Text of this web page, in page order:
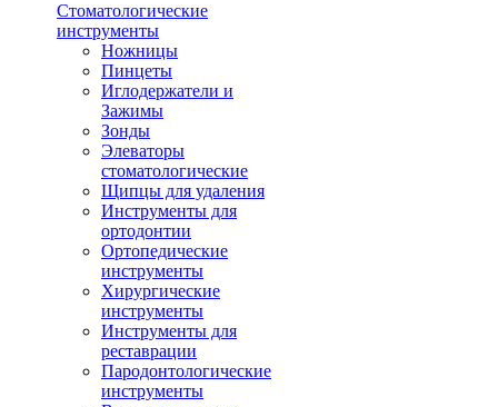
Стоматологические
инструменты
Ножницы
Пинцеты
Иглодержатели и
Зажимы
Зонды
Элеваторы
стоматологические
Щипцы для удаления
Инструменты для
ортодонтии
Ортопедические
инструменты
Хирургические
инструменты
Инструменты для
реставрации
Пародонтологические
инструменты